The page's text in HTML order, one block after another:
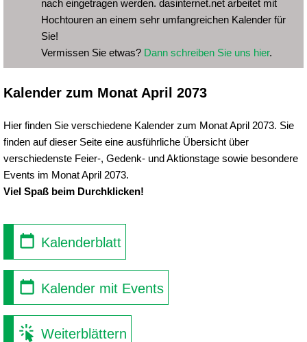
nach eingetragen werden. dasinternet.net arbeitet mit
Hochtouren an einem sehr umfangreichen Kalender für
Sie!
Vermissen Sie etwas? Dann schreiben Sie uns hier.
Kalender zum Monat April 2073
Hier finden Sie verschiedene Kalender zum Monat April 2073. Sie
finden auf dieser Seite eine ausführliche Übersicht über
verschiedenste Feier-, Gedenk- und Aktionstage sowie besondere
Events im Monat April 2073.
Viel Spaß beim Durchklicken!
Kalenderblatt
Kalender mit Events
Weiterblättern